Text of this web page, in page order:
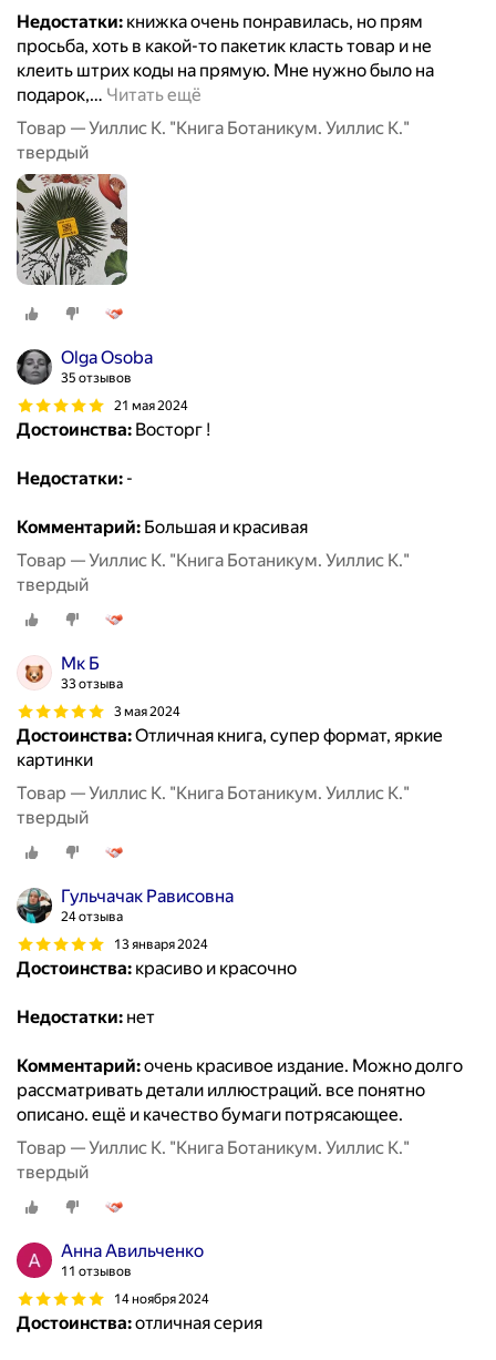
Недостатки: книжка очень понравилась, но прям
просьба, хоть в какой-то пакетик класть товар и не
клеить штрих коды на прямую. Мне нужно было на
подарок,… Читать ещё
Товар — Уиллис К. "Книга Ботаникум. Уиллис К."
твердый
Olga Osoba
35 отзывов
21 мая 2024
Достоинства: Восторг !
Недостатки: -
Комментарий: Большая и красивая
Товар — Уиллис К. "Книга Ботаникум. Уиллис К."
твердый
Мк Б
33 отзыва
3 мая 2024
Достоинства:Отличная книга, супер формат, яркие
картинки
Товар — Уиллис К. "Книга Ботаникум. Уиллис К."
твердый
Гульчачак Рависовна
24 отзыва
13 января 2024
Достоинства: красиво и красочно
Недостатки: нет
Комментарий:очень красивое издание. Можно долго
рассматривать детали иллюстраций. все понятно
описано. ещё и качество бумаги потрясающее.
Товар — Уиллис К. "Книга Ботаникум. Уиллис К."
твердый
Анна Авильченко
11 отзывов
14 ноября 2024
Достоинства:отличная серия